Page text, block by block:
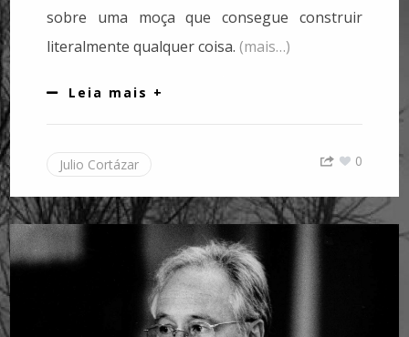
sobre uma moça que consegue construir
literalmente qualquer coisa. (mais…)
Leia mais +
Julio Cortázar 0